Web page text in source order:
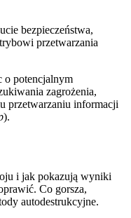
bezpieczeństwa,
przetwarzania
o potencjalnym
zagrożenia,
przetwarzaniu informacji
).
i jak pokazują wyniki
Co gorsza,
autodestrukcyjne.